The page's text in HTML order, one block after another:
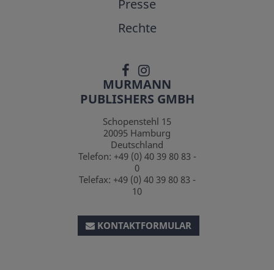
Presse
Rechte
MURMANN
PUBLISHERS GMBH
Schopenstehl 15
20095 Hamburg
Deutschland
Telefon: +49 (0) 40 39 80 83 -
0
Telefax: +49 (0) 40 39 80 83 -
10
KONTAKTFORMULAR